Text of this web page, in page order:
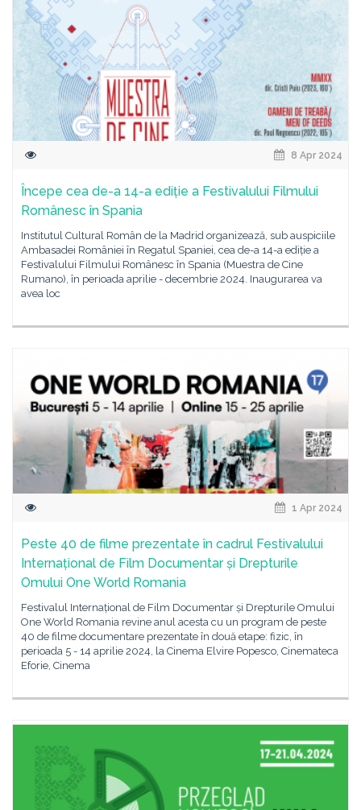
8 Apr 2024
Începe cea de-a 14-a ediție a Festivalului Filmului
Românesc în Spania
Institutul Cultural Român de la Madrid organizează, sub auspiciile
Ambasadei României în Regatul Spaniei, cea de-a 14-a ediție a
Festivalului Filmului Românesc în Spania (Muestra de Cine
Rumano), în perioada aprilie - decembrie 2024. Inaugurarea va
avea loc
1 Apr 2024
Peste 40 de filme prezentate în cadrul Festivalului
Internațional de Film Documentar și Drepturile
Omului One World Romania
Festivalul Internațional de Film Documentar și Drepturile Omului
One World Romania revine anul acesta cu un program de peste
40 de filme documentare prezentate în două etape: fizic, în
perioada 5 - 14 aprilie 2024, la Cinema Elvire Popesco, Cinemateca
Eforie, Cinema